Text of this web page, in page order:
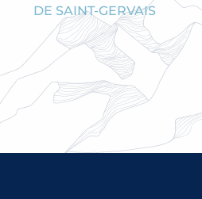
DE SAINT-GERVAIS
RENOUVELLEMENT DU
2026-
LIRE LA